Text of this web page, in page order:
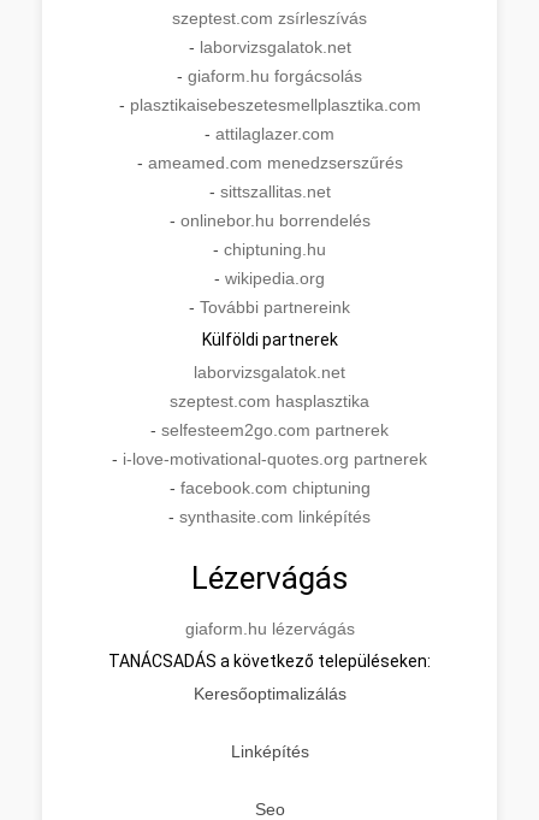
szeptest.com zsírleszívás
- laborvizsgalatok.net
- giaform.hu forgácsolás
- plasztikaisebeszetesmellplasztika.com
- attilaglazer.com
- ameamed.com menedzserszűrés
- sittszallitas.net
- onlinebor.hu borrendelés
- chiptuning.hu
- wikipedia.org
- További partnereink
Külföldi partnerek
laborvizsgalatok.net
szeptest.com hasplasztika
- selfesteem2go.com partnerek
- i-love-motivational-quotes.org partnerek
- facebook.com chiptuning
- synthasite.com linképítés
Lézervágás
giaform.hu lézervágás
TANÁCSADÁS a következő településeken:
Keresőoptimalizálás
Linképítés
Seo